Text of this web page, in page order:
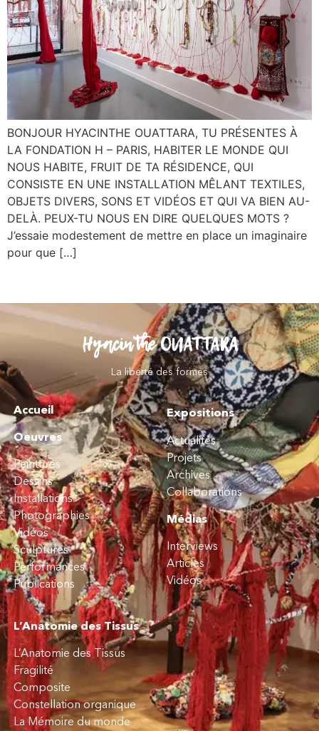
BONJOUR HYACINTHE OUATTARA, TU PRÉSENTES À
LA FONDATION H – PARIS, HABITER LE MONDE QUI
NOUS HABITE, FRUIT DE TA RÉSIDENCE, QUI
CONSISTE EN UNE INSTALLATION MÊLANT TEXTILES,
OBJETS DIVERS, SONS ET VIDÉOS ET QUI VA BIEN AU-
DELÀ. PEUX-TU NOUS EN DIRE QUELQUES MOTS ?
J’essaie modestement de mettre en place un imaginaire
pour que […]
Hyacinthe OUATTARA
La liberté des formes
Accueil
Oeuvres
Peintures
Dessins
Installations
Photographies
Vidéos
Sculptures
Performances
Publications
Expositions
Actualités
Projets
Archives
Collaborations
Médias
Interviews
Articles
Vidéos
L’Anatomie des Tissus
L’Anatomie des Tissus
Fragilité
Composite
Constellation organique
La Mémoire du monde